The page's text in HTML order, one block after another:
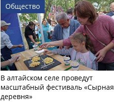
Общество
В алтайском селе проведут
масштабный фестиваль «Сырная
деревня»